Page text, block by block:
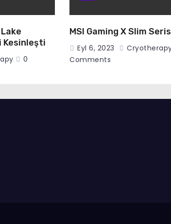
Kesinleşti
0
MSI Gaming X Slim
Eyl 6, 2023
Comments